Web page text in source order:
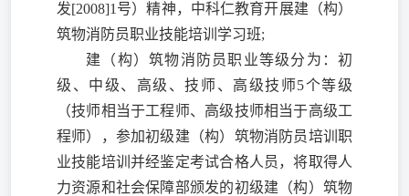
发[2008]1号）精神，中科仁教育开展建（构）
筑物消防员职业技能培训学习班;
建（构）筑物消防员职业等级分为：初
级、中级、高级、技师、高级技师5个等级
（技师相当于工程师、高级技师相当于高级工
程师），参加初级建（构）筑物消防员培训职
业技能培训并经鉴定考试合格人员，将取得人
力资源和社会保障部颁发的初级建（构）筑物